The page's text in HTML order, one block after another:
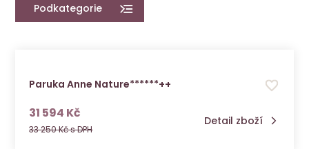
Podkategorie
Paruka Anne Nature******++
31 594 Kč
33 250 Kč s DPH
Detail zboží